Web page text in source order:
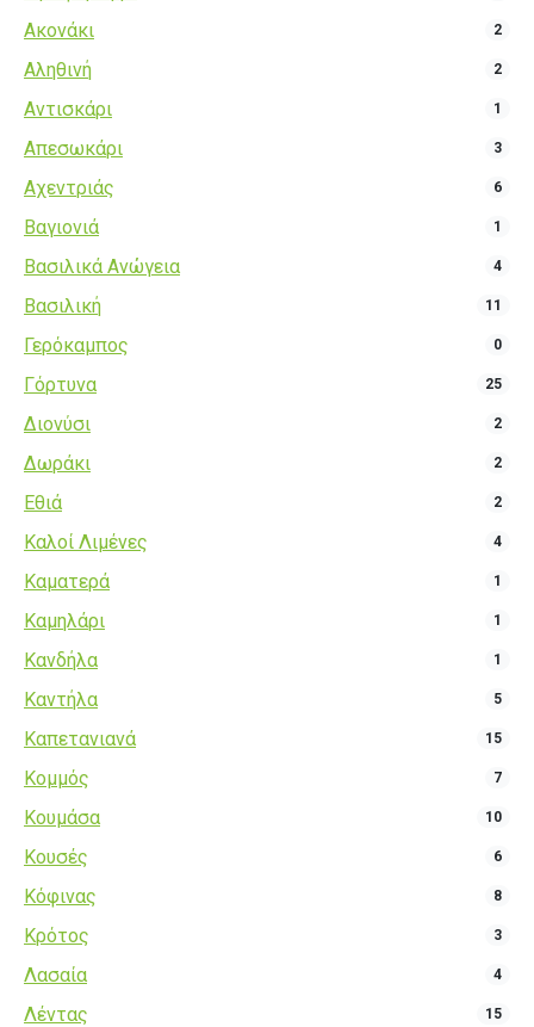
Ακονάκι 2
Αληθινή 2
Αντισκάρι 1
Απεσωκάρι 3
Αχεντριάς 6
Βαγιονιά 1
Βασιλικά Ανώγεια 4
Βασιλική 11
Γερόκαμπος 0
Γόρτυνα 25
Διονύσι 2
Δωράκι 2
Εθιά 2
Καλοί Λιμένες 4
Καματερά 1
Καμηλάρι 1
Κανδήλα 1
Καντήλα 5
Καπετανιανά 15
Κομμός 7
Κουμάσα 10
Κουσές 6
Κόφινας 8
Κρότος 3
Λασαία 4
Λέντας 15